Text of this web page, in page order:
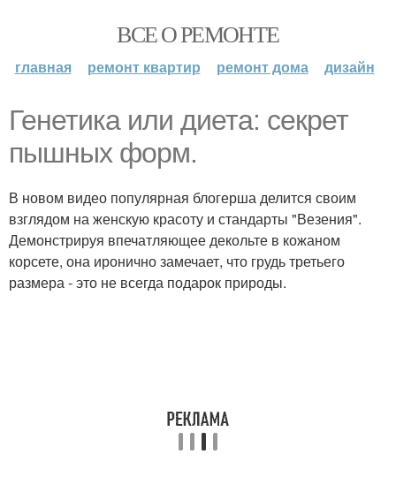
ВСЕ О РЕМОНТЕ
главная ремонт квартир ремонт дома дизайн
Генетика или диета: секрет
пышных форм.
В новом видео популярная блогерша делится своим
взглядом на женскую красоту и стандарты "Везения".
Демонстрируя впечатляющее декольте в кожаном
корсете, она иронично замечает, что грудь третьего
размера - это не всегда подарок природы.